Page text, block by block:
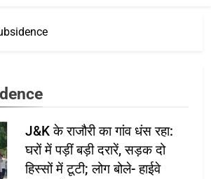
J&K के राजौरी का गांव धंस रहा:
घरों में पड़ीं बड़ी दरारें, सड़क दो
हिस्सों में टूटी; लोग बोले- हाईवे